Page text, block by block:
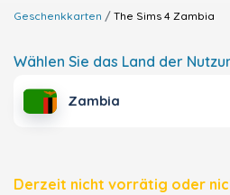
Geschenkkarten The Sims 4 Zambia
Wählen Sie das Land der
Zambia
Derzeit nicht vorrätig oder